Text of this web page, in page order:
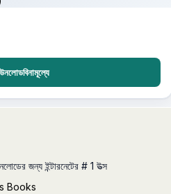
জন্য ইন্টারনেটের # 1 উত্স
Books